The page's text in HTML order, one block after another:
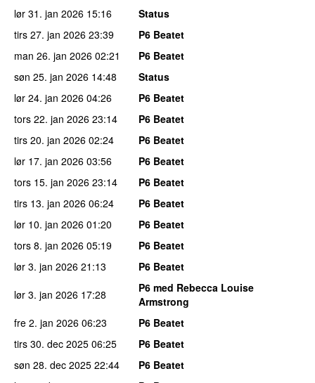
lør 31. jan 2026 15:16
Status
tirs 27. jan 2026 23:39
P6 Beatet
man 26. jan 2026 02:21
P6 Beatet
søn 25. jan 2026 14:48
Status
lør 24. jan 2026 04:26
P6 Beatet
tors 22. jan 2026 23:14
P6 Beatet
tirs 20. jan 2026 02:24
P6 Beatet
lør 17. jan 2026 03:56
P6 Beatet
tors 15. jan 2026 23:14
P6 Beatet
tirs 13. jan 2026 06:24
P6 Beatet
lør 10. jan 2026 01:20
P6 Beatet
tors 8. jan 2026 05:19
P6 Beatet
lør 3. jan 2026 21:13
P6 Beatet
lør 3. jan 2026 17:28
P6 med Rebecca Louise
Armstrong
fre 2. jan 2026 06:23
P6 Beatet
tirs 30. dec 2025 06:25
P6 Beatet
søn 28. dec 2025 22:44
P6 Beatet